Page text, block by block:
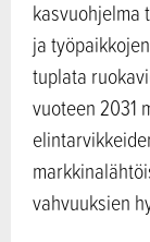
kasvuohjelma
ja
tuplata
vuoteen 2031
vahvuuksien